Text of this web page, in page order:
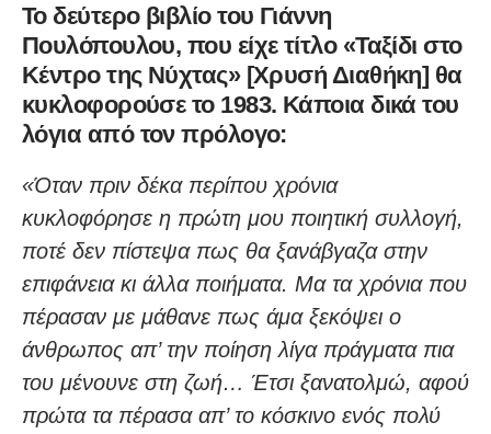
Το δεύτερο βιβλίο του Γιάννη
Πουλόπουλου, που είχε τίτλο «Ταξίδι στο
Κέντρο της Νύχτας» [Χρυσή Διαθήκη] θα
κυκλοφορούσε το 1983. Κάποια δικά του
λόγια από τον πρόλογο:
«Όταν πριν δέκα περίπου χρόνια
κυκλοφόρησε η πρώτη μου ποιητική συλλογή,
ποτέ δεν πίστεψα πως θα ξανάβγαζα στην
επιφάνεια κι άλλα ποιήματα. Μα τα χρόνια που
πέρασαν με μάθανε πως άμα ξεκόψει ο
άνθρωπος απ’ την ποίηση λίγα πράγματα πια
του μένουνε στη ζωή… Έτσι ξανατολμώ, αφού
πρώτα τα πέρασα απ’ το κόσκινο ενός πολύ